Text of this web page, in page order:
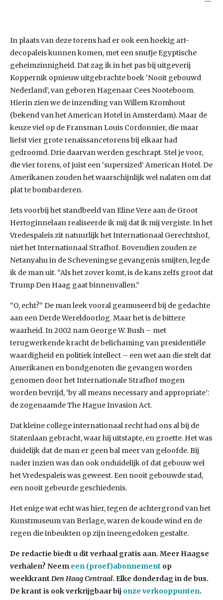
In plaats van deze torens had er ook een hoekig art-
decopaleis kunnen komen, met een snufje Egyptische
geheimzinnigheid. Dat zag ik in het pas bij uitgeverij
Koppernik opnieuw uitgebrachte boek ‘Nooit gebouwd
Nederland’, van geboren Hagenaar Cees Nooteboom.
Hierin zien we de inzending van Willem Kromhout
(bekend van het American Hotel in Amsterdam). Maar de
keuze viel op de Fransman Louis Cordonnier, die maar
liefst vier grote renaissancetorens bij elkaar had
gedroomd. Drie daarvan werden geschrapt. Stel je voor,
die vier torens, of juist een ‘supersized’ American Hotel. De
Amerikanen zouden het waarschijnlijk wel nalaten om dat
plat te bombarderen.
Iets voorbij het standbeeld van Eline Vere aan de Groot
Hertoginnelaan realiseerde ik mij dat ik mij vergiste. In het
Vredespaleis zit natuurlijk het Internationaal Gerechtshof,
niet het Internationaal Strafhof. Bovendien zouden ze
Netanyahu in de Scheveningse gevangenis smijten, legde
ik de man uit. “Als het zover komt, is de kans zelfs groot dat
Trump Den Haag gaat binnenvallen.”
“O, echt?” De man leek vooral geamuseerd bij de gedachte
aan een Derde Wereldoorlog. Maar het is de bittere
waarheid. In 2002 nam George W. Bush – met
terugwerkende kracht de belichaming van presidentiële
waardigheid en politiek intellect – een wet aan die stelt dat
Amerikanen en bondgenoten die gevangen worden
genomen door het Internationale Strafhof mogen
worden bevrijd, ‘by all means necessary and appropriate’:
de zogenaamde The Hague Invasion Act.
Dat kleine college internationaal recht had ons al bij de
Statenlaan gebracht, waar hij uitstapte, en groette. Het was
duidelijk dat de man er geen bal meer van geloofde. Bij
nader inzien was dan ook onduidelijk of dat gebouw wel
het Vredespaleis was geweest. Een nooit gebouwde stad,
een nooit gebeurde geschiedenis.
Het enige wat echt was hier, tegen de achtergrond van het
Kunstmuseum van Berlage, waren de koude wind en de
regen die inbeukten op zijn ineengedoken gestalte.
De redactie biedt u dit verhaal gratis aan. Meer Haagse
verhalen? Neem een (proef)abonnement op
weekkrant Den Haag Centraal. Elke donderdag in de bus.
De krant is ook verkrijgbaar bij onze verkooppunten.